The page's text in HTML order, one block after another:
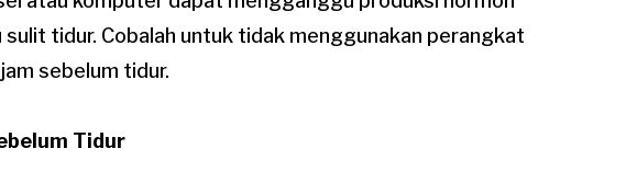
tidur. Cobalah untuk tidak menggunakan perangkat
sebelum tidur.
Tidur